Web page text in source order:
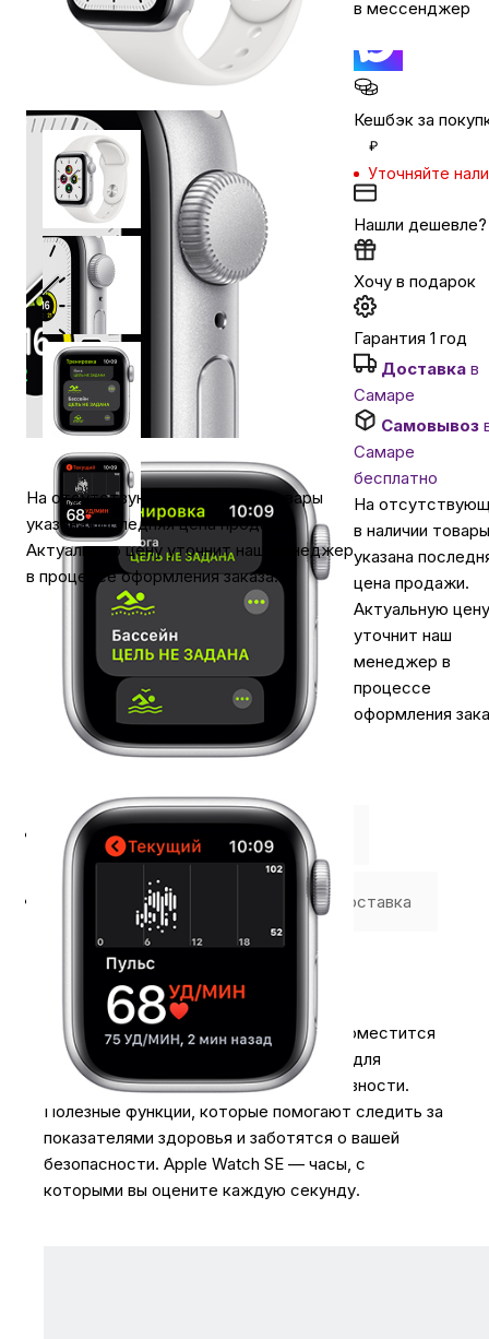
LEGO
Для домашних питомцев
Умный дом и безопасность
Автомобильные аксессуары
Сервисный центр Apple в Самаре
Подарочные сертификаты
На отсутствующие в наличии товары
указана последняя цена продажи.
Актуальную цену уточнит наш менеджер
в процессе оформления заказа.
в мессенджер
Кешбэк за
₽
Уточняйте
Нашли дешевле?
Хочу в подарок
Гарантия 1 год
Доставка в
Самаре
Самовывоз
Самаре
бесплатно
На
в наличии товары
указана
цена продажи.
Актуальную цену
уточнит наш
менеджер в
процессе
оформления
Описание ⭐️ Отзывы о нас ⭐️
Где купить Доставка
Мало не покажут.
Большой дисплей Retina, на котором поместится
всё, что нужно. Продвинутые датчики для
отслеживания любой физической активности.
Полезные функции, которые помогают следить за
показателями здоровья и заботятся о вашей
безопасности. Apple Watch SE — часы, с
которыми вы оцените каждую секунду.